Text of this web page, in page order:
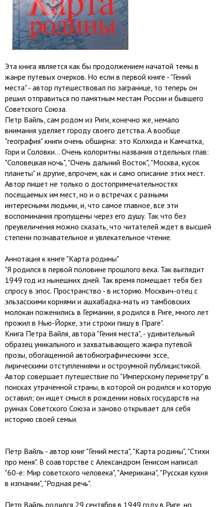
Эта книга является как бы продолжением начатой темы в
жанре путевых очерков. Но если в первой книге - "Гений
места" - автор путешествовал по загранице, то теперь он
решил отправиться по памятным местам России и бывшего
Советского Союза.
Петр Вайль, сам родом из Риги, конечно же, немало
внимания уделяет городу своего детства. А вообще
"география" книги очень обширна: это Колхида и Камчатка,
Гори и Соловки... Очень колоритны названия отдельных глав:
"Соловецкая ночь", "Очень дальний Восток", "Москва, кусок
планеты" и другие, впрочем, как и само описание этих мест.
Автор пишет не только о достопримечательностях
посещаемых им мест, но и о встречах с разными
интересными людьми, и, что самое главное, все эти
воспоминания пропущены через его душу. Так что без
преувеличения можно сказать, что читателей ждет в высшей
степени познавательное и увлекательное чтение.
Аннотация к книге "Карта родины"
"Я родился в первой половине прошлого века. Так выглядит
1949 год из нынешних дней. Так время помещает тебя без
спросу в эпос. Пространство - в историю. Москвич-отец с
эльзасскими корнями и ашхабадка-мать из тамбовских
молокан поженились в Германии, я родился в Риге, много лет
прожил в Нью-Йорке, эти строки пишу в Праге".
Книга Петра Вайля, автора "Гения места", - удивительный
образец уникального и захватывающего жанра путевой
прозы, обогащенной автобиографическими эссе,
лирическими отступлениями и остроумной публицистикой.
Автор совершает путешествие по "Имперскому периметру" в
поисках утраченной страны, в которой он родился и которую
оставил; он ищет смысл в рождении новых государств на
руинах Советского Союза и заново открывает для себя
историю своей семьи.
Петр Вайль - автор книг "Гений места", "Карта родины", "Стихи
про меня". В соавторстве с Александром Генисом написал
"60-е: Мир советского человека", "Американа", "Русская кухня
в изгнании", "Родная речь".
Петр Вайль родился 29 сентября в 1949 году в Риге, но